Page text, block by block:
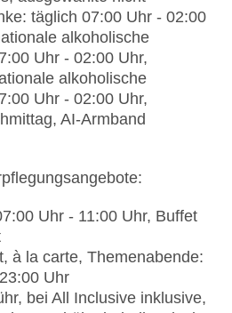
(nach
ohne Gebühr
Sterne
täglich 07:00 Uhr - 02:00
alkoholische
Uhr - 02:00 Uhr,
alkoholische
Uhr - 02:00 Uhr,
AI-Armband
Uhr - 11:00 Uhr, Buffet
à la carte, Themenabende:
Uhr
bei All Inclusive inklusive,